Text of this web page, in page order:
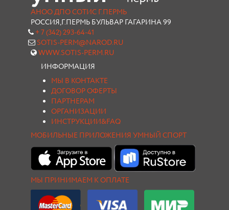
АНОО ДПО СОТИС Г.ПЕРМЬ
РОССИЯ,Г.ПЕРМЬ БУЛЬВАР ГАГАРИНА 99
+ 7 (342) 293-64-41
SOTIS-PERM@NAROD.RU
WWW.SOTIS-PERM.RU
ИНФОРМАЦИЯ
МЫ В КОНТАКТЕ
ДОГОВОР ОФЕРТЫ
ПАРТНЕРАМ
ОРГАНИЗАЦИИ
ИНСТРУКЦИИ&FAQ
МОБИЛЬНЫЕ ПРИЛОЖЕНИЯ УМНЫЙ СПОРТ
МЫ ПРИНИМАЕМ К ОПЛАТЕ